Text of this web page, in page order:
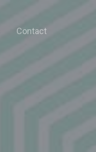
Contact